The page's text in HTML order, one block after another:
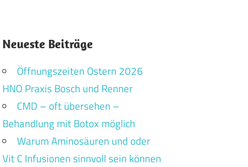
Neueste Beiträge
Öffnungszeiten Ostern 2026
HNO Praxis Bosch und Renner
CMD – oft übersehen –
Behandlung mit Botox möglich
Warum Aminosäuren und oder
Vit C Infusionen sinnvoll sein können